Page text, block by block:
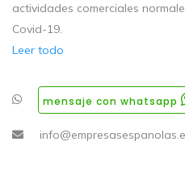
actividades comerciales
Covid-19.
Leer todo
mensaje con whatsapp